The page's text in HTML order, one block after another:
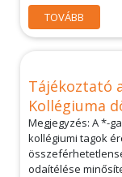
TOVÁBB
Tájékoztató
Kollégiuma
Megjegyzés: A *-
kollégiumi tagok
odaítélése